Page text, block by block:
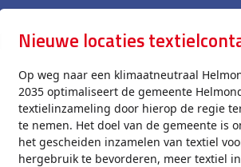
Nieuwe locaties
Op weg naar een klimaatneutraal
2035 optimaliseert de gemeente
textielinzameling door hierop de regie
te nemen. Het doel van de gemeente is
het gescheiden inzamelen van textiel
hergebruik te bevorderen, meer textiel in